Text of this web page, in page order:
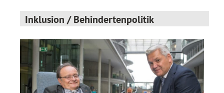
Inklusion / Behindertenpolitik